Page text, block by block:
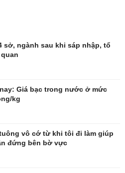
Giáo dục
Biển đảo
Ảnh
sở, ngành sau khi sáp nhập, tổ
Giá bạc trong nước ở mức
kg
vô cớ từ khi tôi đi làm giúp
đứng bên bờ vực